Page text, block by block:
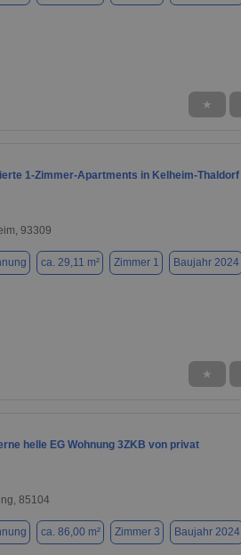
★
1-Zimmer-Apartments in Kelheim-Thaldorf
93309
ca. 29,11 m² Zimmer 1 Baujahr 2024
★
helle EG Wohnung 3ZKB von privat
85104
ca. 86,00 m² Zimmer 3 Baujahr 2024